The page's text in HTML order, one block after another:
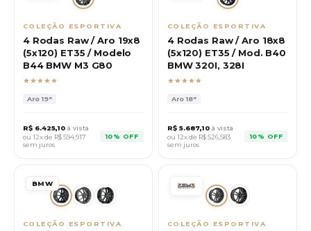
COLEÇÃO ESPORTIVA
4 Rodas Raw / Aro 19x8
(5x120) ET35 / Modelo
B44 BMW M3 G80
★★★★★
Aro19"
R$ 6.425,10 à vista
ou 12x de R$594,917
sem juros
10% OFF
COLEÇÃO ESPORTIVA
4 Rodas Raw / Aro 18x8
(5x120) ET35 / Mod. B40
BMW 320I, 328I
★★★★★
Aro18"
R$ 5.687,10 à vista
ou 12x de R$526,583
sem juros
10% OFF
BMW
COLEÇÃO ESPORTIVA COLEÇÃO ESPORTIVA